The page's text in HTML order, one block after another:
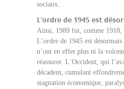
sociaux.
L’ordre de 1945 est
Ainsi, 1989 fut, comme 1918,
L’ordre de 1945 est
n’ont en effet plus ni la
réassurer. L’Occident, qui
décadent, cumulant
stagnation économique,